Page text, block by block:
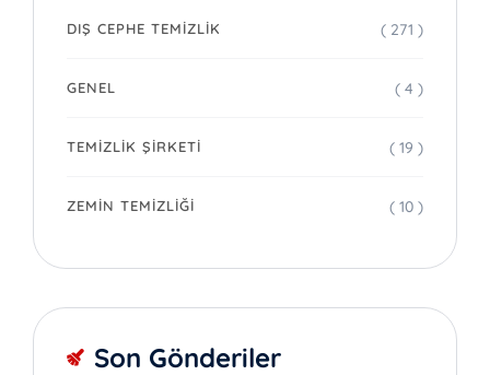
DIŞ CEPHE TEMIZLIK ( 271 )
GENEL ( 4 )
TEMIZLIK ŞIRKETI ( 19 )
ZEMIN TEMIZLIĞI ( 10 )
Son Gönderiler